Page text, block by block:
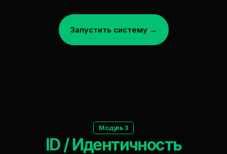
Запустить систему →
Модуль 3
ID / Идентичность